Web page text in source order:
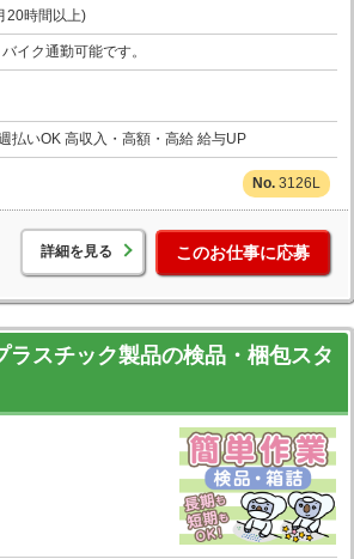
20時間以上)
イク通勤可能です。
払いOK 高収入・高額・高給 給与UP
3126L
詳細を見る このお仕事に応募
ラスチック製品の検品・梱包スタ